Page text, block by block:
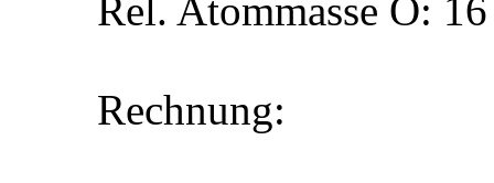
Rel. Atommasse O: 16
Rechnung: